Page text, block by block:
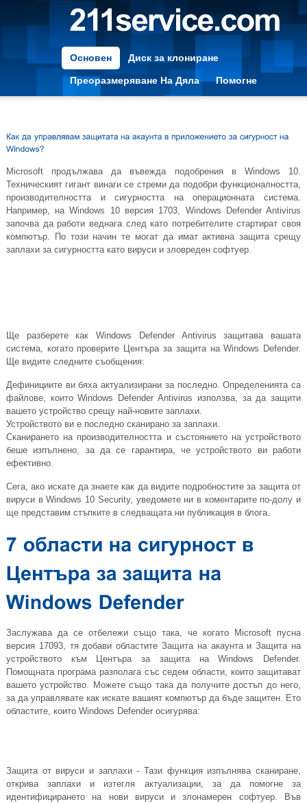
Основен Диск за клониране
Преоразмеряване На Дяла Помогне
Microsoft продължава да въвежда подобрения в Windows 10.
Техническият гигант винаги се стреми да подобри функционалността,
производителността и сигурността на операционната система.
Например, на Windows 10 версия 1703, Windows Defender Antivirus
започва да работи веднага след като потребителите стартират своя
компютър. По този начин те могат да имат активна защита срещу
заплахи за сигурността като вируси и зловреден софтуер.
Ще разберете как Windows Defender Antivirus защитава вашата
система, когато проверите Центъра за защита на Windows Defender.
Ще видите следните съобщения:
Дефинициите ви бяха актуализирани за последно. Определенията са
файлове, които Windows Defender Antivirus използва, за да защити
вашето устройство срещу най-новите заплахи.
Устройството ви е последно сканирано за заплахи.
Сканирането на производителността и състоянието на устройството
беше изпълнено, за да се гарантира, че устройството ви работи
ефективно.
Сега, ако искате да знаете как да видите подробностите за защита от
вируси в Windows 10 Security, уведомете ни в коментарите по-долу и
ще представим стъпките в следващата ни публикация в блога.
Заслужава да се отбележи също така, че когато Microsoft пусна
версия 17093, тя добави областите Защита на акаунта и Защита на
устройството към Центъра за защита на Windows Defender.
Помощната програма разполага със седем области, които защитават
вашето устройство. Можете също така да получите достъп до него,
за да управлявате как искате вашият компютър да бъде защитен. Ето
областите, които Windows Defender осигурява:
Защита от вируси и заплахи - Тази функция изпълнява сканиране,
открива заплахи и изтегля актуализации, за да помогне за
идентифицирането на нови вируси и злонамерен софтуер. Във